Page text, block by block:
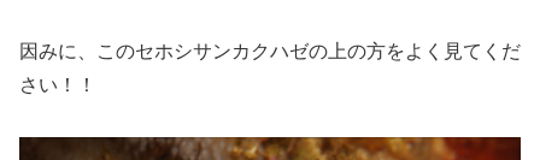
因みに、このセホシサンカクハゼの上の方をよく見てくだ
さい！！